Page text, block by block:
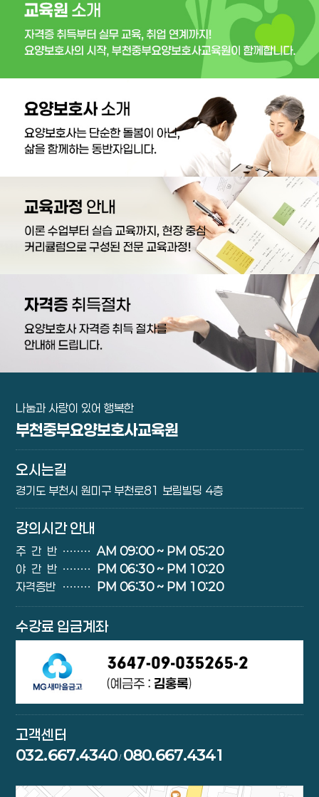
나눔과 사랑이 있어 행복한
부천중부요양보호사교육원
오시는길
경기도 부천시 원미구 부천로81 보림빌딩 4층
강의시간 안내
주간반 ∙∙∙∙∙∙∙∙AM 09:00 ~ PM 05:20
야간반 ∙∙∙∙∙∙∙∙
PM 06:30 ~ PM 10:20
자격증반 ∙∙∙∙∙∙∙∙ PM 06:30 ~ PM 10:20
수강료 입금계좌
고객센터
032.667.4340/ 080.667.4341